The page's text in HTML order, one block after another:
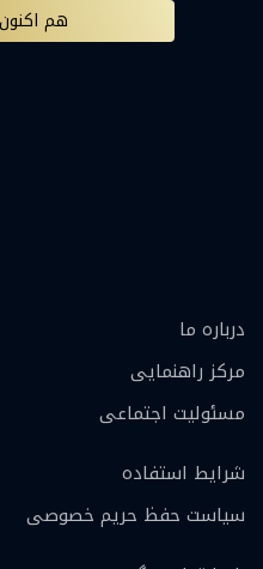
هم
درباره ما
مرکز راهنمایی
مسئولیت اجتماعی
شرایط استفاده
سیاست حفظ حریم خصوصی